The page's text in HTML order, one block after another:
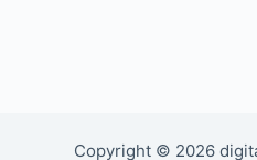
Copyright © 2026